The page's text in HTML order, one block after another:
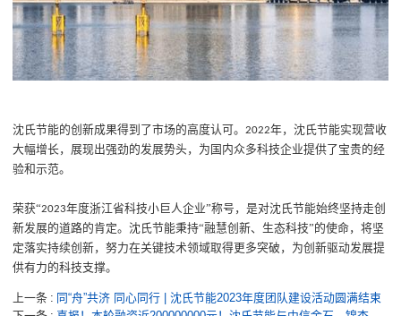
沈氏节能的创新成果得到了市场的高度认可。2022年，沈氏节能实现营收
大幅增长， 展现出强劲的发展势头，为国内众多科技企业提供了宝贵的经
验和示范。
荣获“2023年度浙江省科技小巨人企业”称号，是对沈氏节能始终坚持走创
新发展的道路的肯定。沈氏节能秉持“融慧创新、生态科技”的使命，将坚
定落实持续创新，努力在关键技术领域取得更多突破 ，为创新驱动发展提
供有力的科技支撑。
上一条
同“舟”共济 同心同行 | 沈氏节能2023年度团队建设活动圆满结束